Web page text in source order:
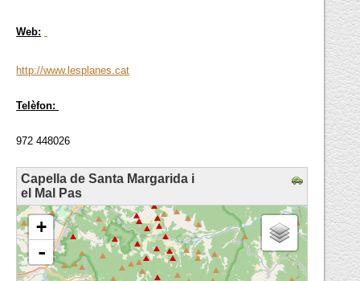
Web:
http://www.lesplanes.cat
Telèfon:
972 448026
Capella de Santa Margarida i
el Mal Pas
loading map - please wait...
+
-